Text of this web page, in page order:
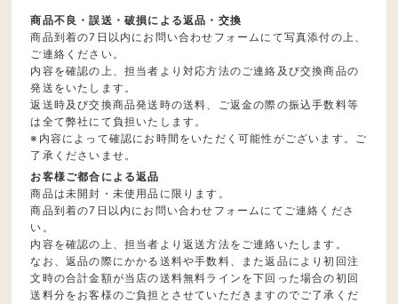
商品不良・誤送・破損による返品・交換
商品到着の7日以内にお問い合わせフォームにて写真添付の上、
ご連絡ください。
内容を確認の上、担当者より対応方法のご連絡及び交換商品の
発送をいたします。
返送時及び交換商品発送時の送料、ご返金の際の振込手数料等
は全て弊社にて負担いたします。
※内容によって確認にお時間をいただく可能性がございます。ご
了承くださいませ。
お客様ご都合による返品
商品は未開封・未使用品に限ります。
商品到着の7日以内にお問い合わせフォームにてご連絡くださ
い。
内容を確認の上、担当者より返送方法をご連絡いたします。
なお、返品の際にかかる送料や手数料、また返品により初回注
文時の合計金額が当店の送料無料ラインを下回った場合の初回
送料分をお客様のご負担とさせていただきますのでご了承くだ